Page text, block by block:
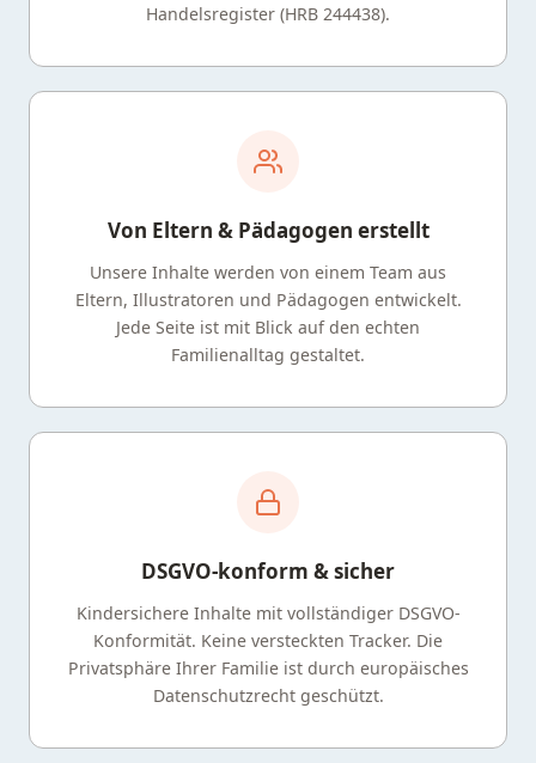
Handelsregister (HRB 244438).
Von Eltern & Pädagogen erstellt
Unsere Inhalte werden von einem Team aus
Eltern, Illustratoren und Pädagogen entwickelt.
Jede Seite ist mit Blick auf den echten
Familienalltag gestaltet.
DSGVO-konform & sicher
Kindersichere Inhalte mit vollständiger DSGVO-
Konformität. Keine versteckten Tracker. Die
Privatsphäre Ihrer Familie ist durch europäisches
Datenschutzrecht geschützt.